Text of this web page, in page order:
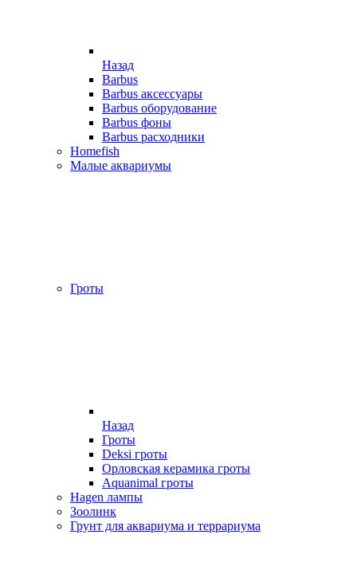
Назад
Barbus
Barbus аксессуары
Barbus оборудование
Barbus фоны
Barbus расходники
Homefish
Малые аквариумы
Гроты
Назад
Гроты
Deksi гроты
Орловская керамика гроты
Aquanimal гроты
Hagen лампы
Зоолинк
Грунт для аквариума и террариума